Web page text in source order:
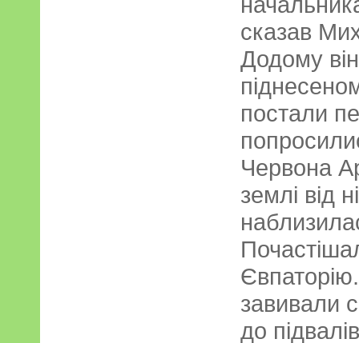
сказав
Додому
постали
Червона
землі від
завивали
до